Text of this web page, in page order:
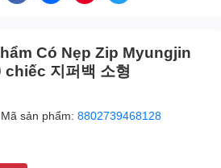
Có Nẹp Zip Myungjin
지퍼백 소형
Mã sản phẩm: 8802739468128